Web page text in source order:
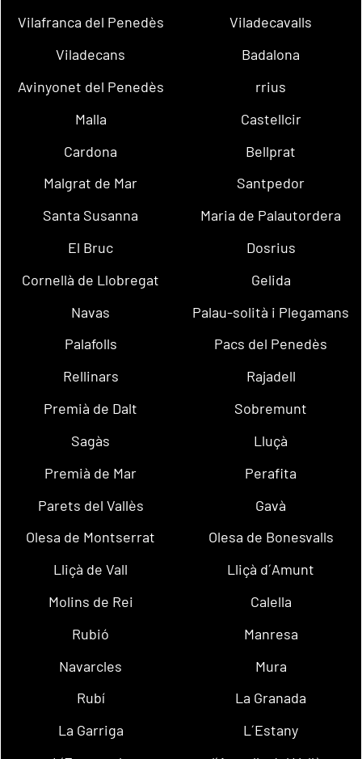
Vilafranca del Penedès
Viladecavalls
Viladecans
Badalona
Avinyonet del Penedès
rrius
Malla
Castellcir
Cardona
Bellprat
Malgrat de Mar
Santpedor
Santa Susanna
Maria de Palautordera
El Bruc
Dosrius
Cornellà de Llobregat
Gelida
Navas
Palau-solità i Plegamans
Palafolls
Pacs del Penedès
Rellinars
Rajadell
Premià de Dalt
Sobremunt
Sagàs
Lluçà
Premià de Mar
Perafita
Parets del Vallès
Gavà
Olesa de Montserrat
Olesa de Bonesvalls
Lliçà de Vall
Lliçà d´Amunt
Molins de Rei
Calella
Rubió
Manresa
Navarcles
Mura
Rubí
La Granada
La Garriga
L´Estany